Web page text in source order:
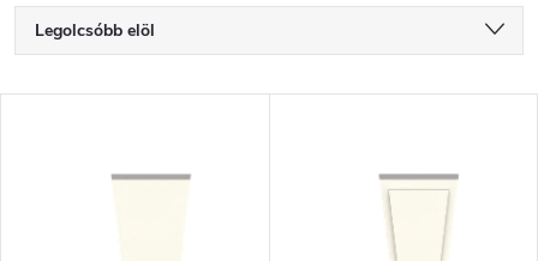
T
e
Legolcsóbb elöl
ABC szerint